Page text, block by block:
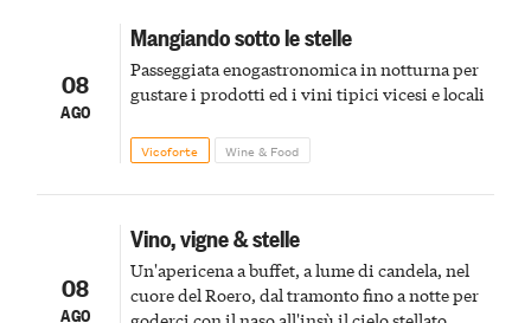
08
AGO
Mangiando sotto le stelle
Passeggiata enogastronomica in notturna per
gustare i prodotti ed i vini tipici vicesi e locali
Vicoforte Wine & Food
08
AGO
Vino, vigne & stelle
Un'apericena a buffet, a lume di candela, nel
cuore del Roero, dal tramonto fino a notte per